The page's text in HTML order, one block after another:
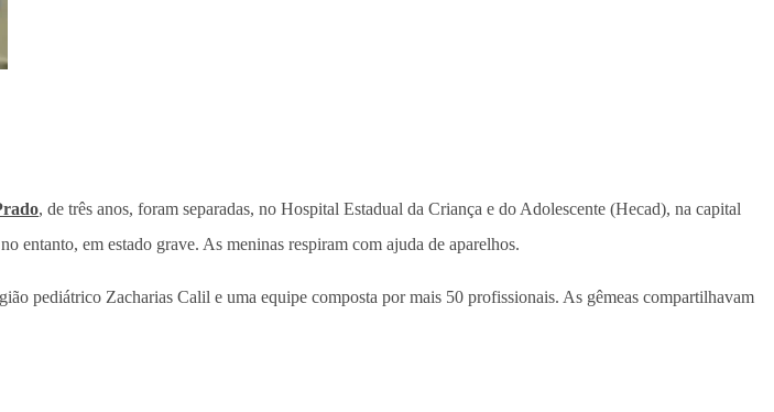
, de três anos, foram separadas, no Hospital Estadual da Criança e do Adolescente (Hecad), na capital
entanto, em estado grave. As meninas respiram com ajuda de aparelhos.
pediátrico Zacharias Calil e uma equipe composta por mais 50 profissionais. As gêmeas compartilhavam